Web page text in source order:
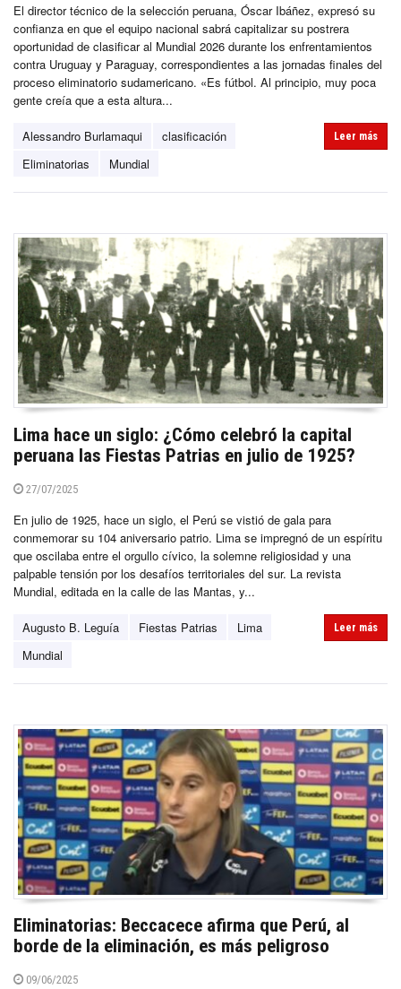
El director técnico de la selección peruana, Óscar Ibáñez, expresó su
confianza en que el equipo nacional sabrá capitalizar su postrera
oportunidad de clasificar al Mundial 2026 durante los enfrentamientos
contra Uruguay y Paraguay, correspondientes a las jornadas finales del
proceso eliminatorio sudamericano. «Es fútbol. Al principio, muy poca
gente creía que a esta altura...
Alessandro Burlamaqui
clasificación
Eliminatorias
Mundial
Leer más
Lima hace un siglo: ¿Cómo celebró la capital
peruana las Fiestas Patrias en julio de 1925?
27/07/2025
En julio de 1925, hace un siglo, el Perú se vistió de gala para
conmemorar su 104 aniversario patrio. Lima se impregnó de un espíritu
que oscilaba entre el orgullo cívico, la solemne religiosidad y una
palpable tensión por los desafíos territoriales del sur. La revista
Mundial, editada en la calle de las Mantas, y...
Augusto B. Leguía Fiestas Patrias
Lima
Mundial
Leer más
Eliminatorias: Beccacece afirma que Perú, al
borde de la eliminación, es más peligroso
09/06/2025